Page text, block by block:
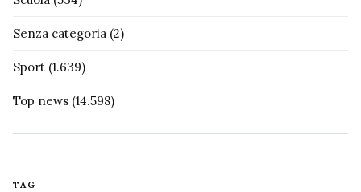
Senza categoria (2)
Sport (1.639)
Top news (14.598)
TAG